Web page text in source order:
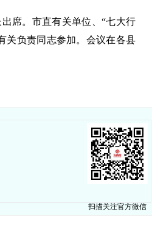
席。市直有关单位、“七大行
关负责同志参加。会议在各县
扫描关注官方微信